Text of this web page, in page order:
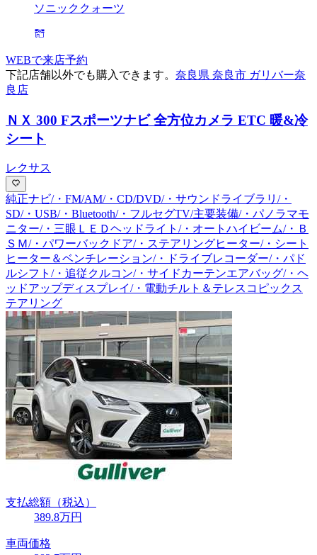
ソニッククォーツ
WEBで来店予約
下記店舗以外でも購入できます。 奈良県 奈良市 ガリバー奈
良店
ＮＸ 300 Fスポーツナビ 全方位カメラ ETC 暖&冷
シート
レクサス
純正ナビ/・FM/AM/・CD/DVD/・サウンドライブラリ/・
SD/・USB/・Bluetooth/・フルセグTV/主要装備/・パノラマモ
ニター/・三眼ＬＥＤヘッドライト/・オートハイビーム/・Ｂ
ＳＭ/・パワーバックドア/・ステアリングヒーター/・シート
ヒーター＆ベンチレーション/・ドライブレコーダー/・パド
ルシフト/・追従クルコン/・サイドカーテンエアバッグ/・ヘ
ッドアップディスプレイ/・電動チルト＆テレスコピックス
テアリング
支払総額 （税込）
389.8万円
車両価格